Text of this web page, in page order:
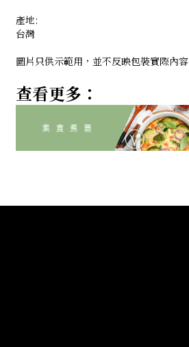
產地:
台灣
圖片只供示範用，並不反映包裝實際內容
查看更多：